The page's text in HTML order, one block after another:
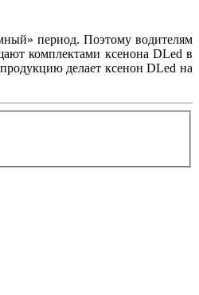
период. Поэтому водителям
комплектами ксенона DLed в
делает ксенон DLed на